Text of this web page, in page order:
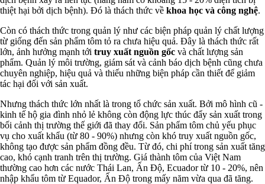
thiệt hại bởi dịch bệnh). Đó là thách thức về khoa học và công nghệ.
Còn có thách thức trong quản lý như các biện pháp quản lý chất lượng
từ giống đến sản phẩm tôm tỏ ra chưa hiệu quả. Đây là thách thức rất
lớn, ảnh hưởng mạnh tới truy xuất nguồn gốc và chất lượng sản
phẩm. Quản lý môi trường, giám sát và cảnh báo dịch bệnh cũng chưa
chuyên nghiệp, hiệu quả và thiếu những biện pháp cần thiết để giảm
tác hại đối với sản xuất.
Nhưng thách thức lớn nhất là trong tổ chức sản xuất. Bởi mô hình cũ -
kinh tế hộ gia đình nhỏ lẻ không còn động lực thúc đẩy sản xuất trong
bối cảnh thị trường thế giới đã thay đổi. Sản phẩm tôm chủ yếu phục
vụ cho xuất khẩu (từ 80 - 90%) nhưng còn khó truy xuất nguồn gốc,
không tạo được sản phẩm đồng đều. Từ đó, chi phí trong sản xuất tăng
cao, khó cạnh tranh trên thị trường. Giá thành tôm của Việt Nam
thường cao hơn các nước Thái Lan, Ấn Độ, Ecuador từ 10 - 20%, nên
nhập khẩu tôm từ Equador, Ấn Độ trong mấy năm vừa qua đã tăng.